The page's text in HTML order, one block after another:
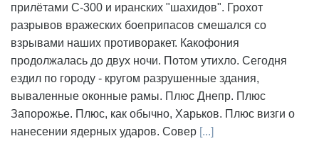
прилётами С-300 и иранских "шахидов". Грохот
разрывов вражеских боеприпасов смешался со
взрывами наших противоракет. Какофония
продолжалась до двух ночи. Потом утихло. Сегодня
ездил по городу - кругом разрушенные здания,
вываленные оконные рамы. Плюс Днепр. Плюс
Запорожье. Плюс, как обычно, Харьков. Плюс визги о
нанесении ядерных ударов. Совер [...]